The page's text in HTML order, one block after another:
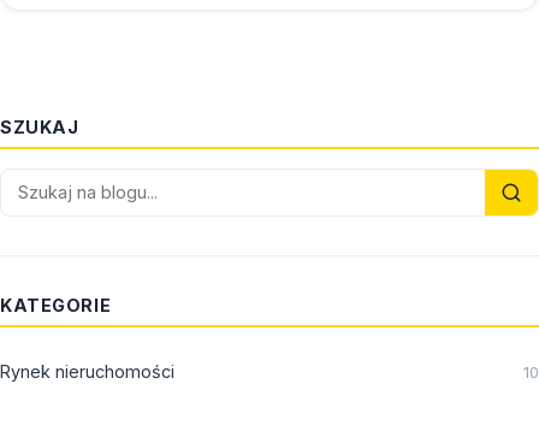
SZUKAJ
KATEGORIE
Rynek nieruchomości 10